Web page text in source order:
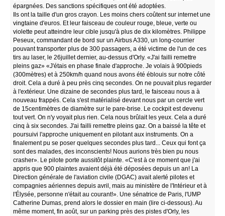
épargnées. Des sanctions spécifiques ont été adoptées.
Ils ont la taille d'un gros crayon. Les moins chers coûtent sur internet une
vingtaine d'euros. Et leur faisceau de couleur rouge, bleue, verte ou
violette peut atteindre leur cible jusqu'à plus de dix kilomètres. Philippe
Peseux, commandant de bord sur un Airbus A330, un long-courrier
pouvant transporter plus de 300 passagers, a été victime de l'un de ces
tirs au laser, le 26juillet dernier, au-dessus d'Orly. «J'ai failli remettre
pleins gaz» «J'étais en phase finale d'approche. Je volais à 900pieds
(300mètres) et à 250km/h quand nous avons été éblouis sur notre côté
droit. Cela a duré à peu près cinq secondes. On ne pouvait plus regarder
à l'extérieur. Une dizaine de secondes plus tard, le faisceau nous a à
nouveau frappés. Cela s'est matérialisé devant nous par un cercle vert
de 15centimètres de diamètre sur le pare-brise. Le cockpit est devenu
tout vert. On n'y voyait plus rien. Cela nous brûlait les yeux. Cela a duré
cinq à six secondes. J'ai failli remettre pleins gaz. On a baissé la tête et
poursuivi l'approche uniquement en pilotant aux instruments. On a
finalement pu se poser quelques secondes plus tard... Ceux qui font ça
sont des malades, des inconscients! Nous aurions très bien pu nous
crasher». Le pilote porte aussitôt plainte. «C'est à ce moment que j'ai
appris que 900 plaintes avaient déjà été déposées depuis un an! La
Direction générale de l'aviation civile (DGAC) avait alerté pilotes et
compagnies aériennes depuis avril, mais au ministère de l'Intérieur et à
l'Élysée, personne n'était au courant!». Une sénatrice de Paris, l'UMP
Catherine Dumas, prend alors le dossier en main (lire ci-dessous). Au
même moment, fin août, sur un parking près des pistes d'Orly, les